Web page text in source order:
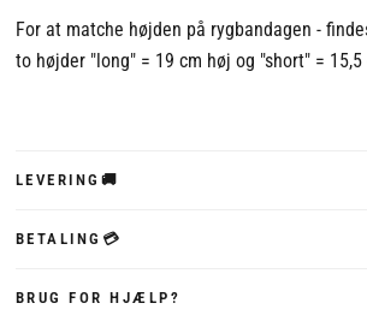
For at matche højden på rygbandagen -
to højder "long" = 19 cm høj og "short" = 15,5
LEVERING🚚
BETALING💳
BRUG FOR HJÆLP?